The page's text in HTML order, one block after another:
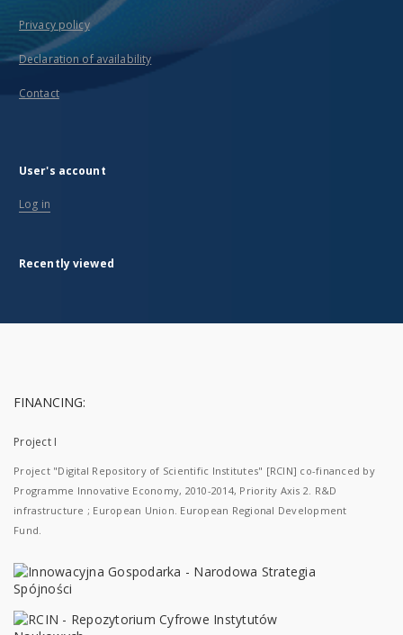
Privacy policy
Declaration of availability
Contact
User's account
Log in
Recently viewed
FINANCING:
Project I
Project "Digital Repository of Scientific Institutes" [RCIN] co-financed by
Programme Innovative Economy, 2010-2014, Priority Axis 2. R&D
infrastructure ; European Union. European Regional Development
Fund.